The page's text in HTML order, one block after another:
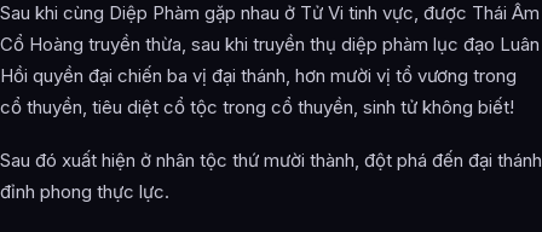
Sau khi cùng Diệp Phàm gặp nhau ở Tử Vi tinh vực, được Thái Âm
Cổ Hoàng truyền thừa, sau khi truyền thụ diệp phàm lục đạo Luân
Hồi quyền đại chiến ba vị đại thánh, hơn mười vị tổ vương trong
cổ thuyền, tiêu diệt cổ tộc trong cổ thuyền, sinh tử không biết!
Sau đó xuất hiện ở nhân tộc thứ mười thành, đột phá đến đại thánh
đỉnh phong thực lực.